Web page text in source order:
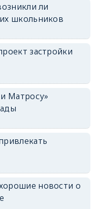
ли
школьников
застройки
Матросу»
новости о